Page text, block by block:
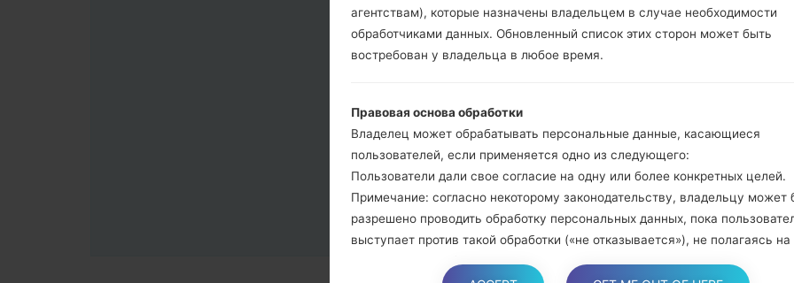
и домой.
Подключите
должна
появится на экране.
Укажите только
В конце нажмите
перезагрузится и
агентствам), которые назначены владельцем в случае необходимости
обработчиками данных. Обновленный список этих сторон может быть
востребован у владельца в любое время.
Правовая основа обработки
Владелец может обрабатывать персональные данные, касающиеся
пользователей, если применяется одно из следующего:
Пользователи дали свое согласие на одну или более конкретных целей.
Примечание: согласно некоторому законодательству, владельцу может
разрешено проводить обработку персональных данных, пока
выступает против такой обработки («не отказывается»), не полагаясь на
согласие или любое другое из следующих правовых оснований. Это,